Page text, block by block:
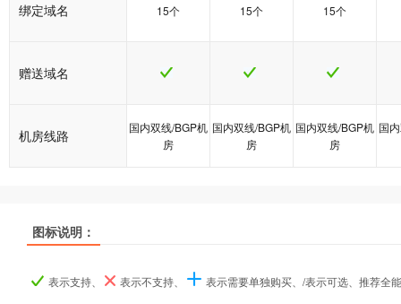
绑定域名 15个 15个 15个
赠送域名
机房线路
国内双线/BGP机
房
国内双线/BGP机
房
国内双线/BGP机
房
国
产品名称
产品名称
产品名称
图标说明：
表示支持、 表示不支持、 表示需要单独购买、/表示可选、推荐全